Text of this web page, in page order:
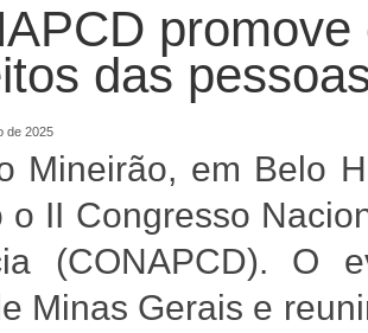
das
de 2025
Mineirão, em Belo
o II Congresso
(CONAPCD). O
Minas Gerais e